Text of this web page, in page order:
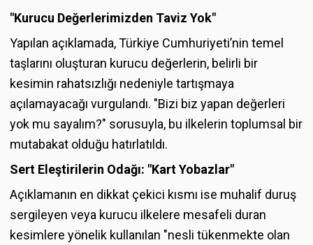
"Kurucu Değerlerimizden Taviz Yok"
Yapılan açıklamada, Türkiye Cumhuriyeti’nin temel
taşlarını oluşturan kurucu değerlerin, belirli bir
kesimin rahatsızlığı nedeniyle tartışmaya
açılamayacağı vurgulandı. "Bizi biz yapan değerleri
yok mu sayalım?" sorusuyla, bu ilkelerin toplumsal bir
mutabakat olduğu hatırlatıldı.
Sert Eleştirilerin Odağı: "Kart Yobazlar"
Açıklamanın en dikkat çekici kısmı ise muhalif duruş
sergileyen veya kurucu ilkelere mesafeli duran
kesimlere yönelik kullanılan "nesli tükenmekte olan